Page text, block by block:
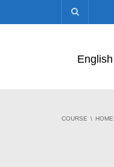
English
HOME
COURSE